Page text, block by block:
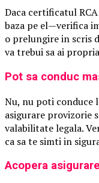
Daca certificatul
baza pe el—verifica
o prelungire in scris
va trebui sa ai
Pot sa conduc
Nu, nu poti conduce
asigurare provizorie
valabilitate legala.
ca sa te simti in
Acopera